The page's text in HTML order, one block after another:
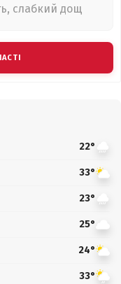
слабкий дощ
22°
33°
23°
25°
24°
33°